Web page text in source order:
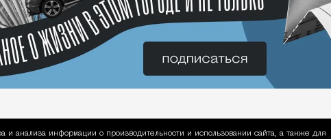
анализа информации о производительности и использовании сайта, а также для